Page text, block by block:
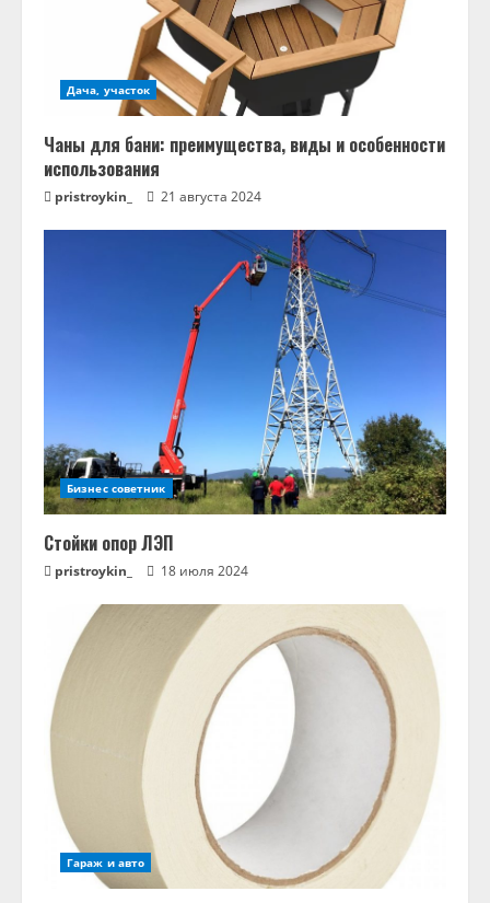
Дача, участок
Чаны для бани: преимущества, виды и особенности
использования
pristroykin_ 21 августа 2024
Бизнес советник
Стойки опор ЛЭП
pristroykin_ 18 июля 2024
Гараж и авто